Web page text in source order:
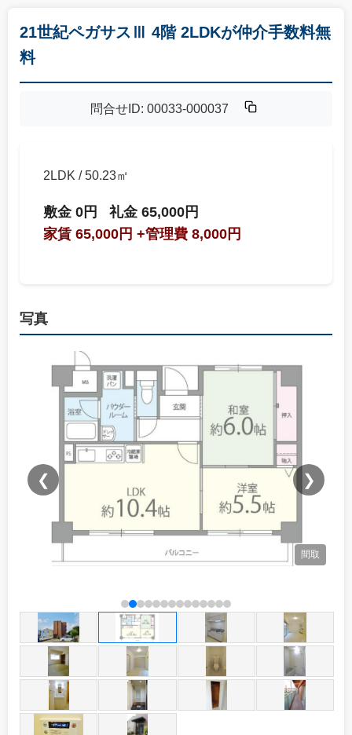
21世紀ペガサスⅢ 4階 2LDKが仲介手数料無
料
問合せID: 00033-000037
2LDK / 50.23㎡
敷金 0円
礼金 65,000円
家賃 65,000円 +管理費 8,000円
写真
間取
❮ ❯